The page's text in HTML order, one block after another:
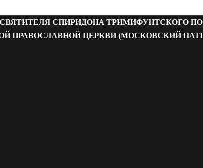
СПИРИДОНА ТРИМИФУНТСКОГО
ПРАВОСЛАВНОЙ ЦЕРКВИ (МОСКОВСКИЙ